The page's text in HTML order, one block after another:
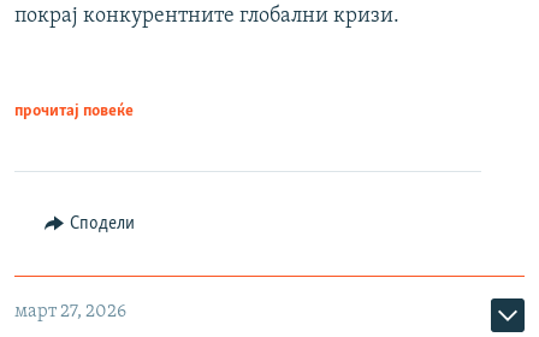
покрај конкурентните глобални кризи.
прочитај повеќе
Сподели
март 27, 2026